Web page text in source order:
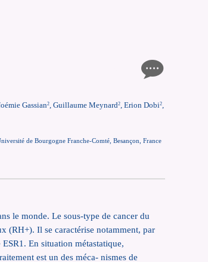
Gassian2 , Guillaume Meynard2 , Erion Dobi2
de Bourgogne Franche-Comté, Besançon, France
le monde. Le sous-type de cancer du
(RH+). Il se caractérise notamment, par
En situation métastatique,
est un des méca- nismes de